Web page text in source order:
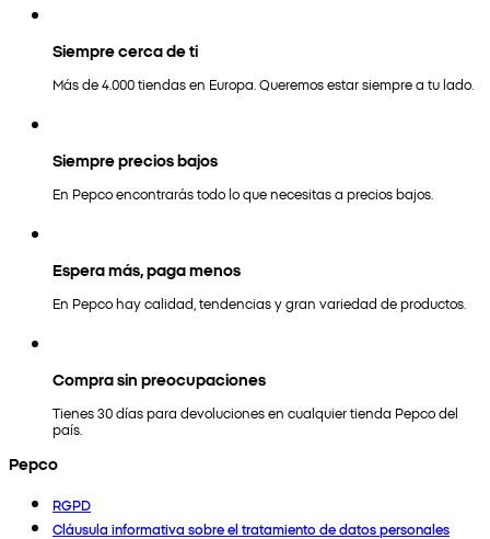
Siempre cerca de ti
Más de 4.000 tiendas en Europa. Queremos estar siempre a tu lado.
Siempre precios bajos
En Pepco encontrarás todo lo que necesitas a precios bajos.
Espera más, paga menos
En Pepco hay calidad, tendencias y gran variedad de productos.
Compra sin preocupaciones
Tienes 30 días para devoluciones en cualquier tienda Pepco del
país.
Pepco
RGPD
Cláusula informativa sobre el tratamiento de datos personales